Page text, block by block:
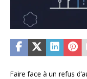
Faire face à un refus